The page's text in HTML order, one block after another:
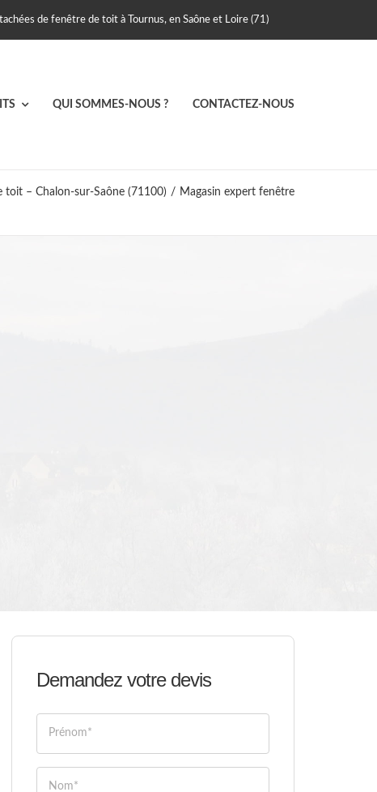
de fenêtre de toit à Tournus, en Saône et Loire (71)
QUI SOMMES-NOUS ? CONTACTEZ-NOUS
toit – Chalon-sur-Saône (71100) / Magasin expert fenêtre
Demandez votre devis